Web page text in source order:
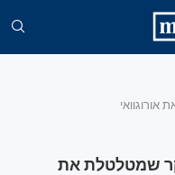
שמטלטלת את